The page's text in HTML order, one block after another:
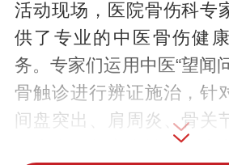
活动现场，医院骨伤科专
供了专业的中医骨伤健
务。专家们运用中医“望闻
骨触诊进行辨证施治，针
间盘突出、肩周炎、骨关
科疾病，制定个性化诊疗